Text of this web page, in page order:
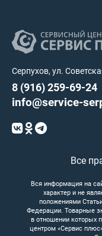
Серпухов, ул.
8 (916) 259-69-24
info@service-
Все
Вся информация на
характер и не
положениями
Федерации. Товарные
в отношении которых
центром «Сервис